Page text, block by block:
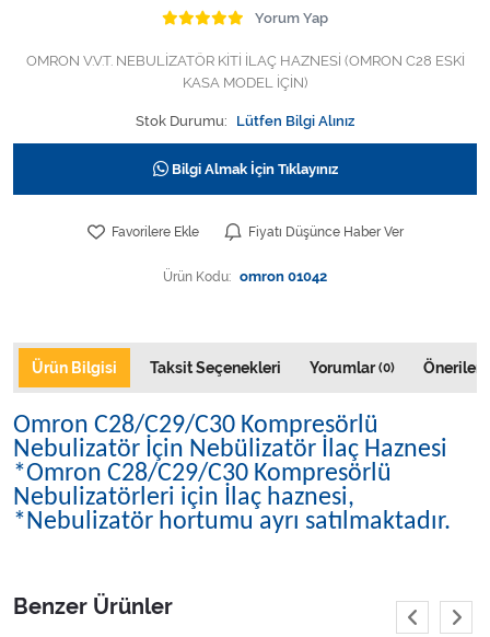
Yorum Yap
OMRON V.V.T. NEBULİZATÖR KİTİ İLAÇ HAZNESİ (OMRON C28 ESKİ
KASA MODEL İÇİN)
Stok Durumu: Lütfen Bilgi Alınız
Bilgi Almak İçin Tıklayınız
Favorilere Ekle Fiyatı Düşünce Haber Ver
Ürün Kodu: omron 01042
Ürün Bilgisi Taksit Seçenekleri Yorumlar(0)
Omron C28/C29/C30 Kompresörlü
Nebulizatör İçin Nebülizatör İlaç Haznesi
*Omron C28/C29/C30 Kompresörlü
Nebulizatörleri için İlaç haznesi,
*Nebulizatör hortumu ayrı satılmaktadır.
Benzer Ürünler